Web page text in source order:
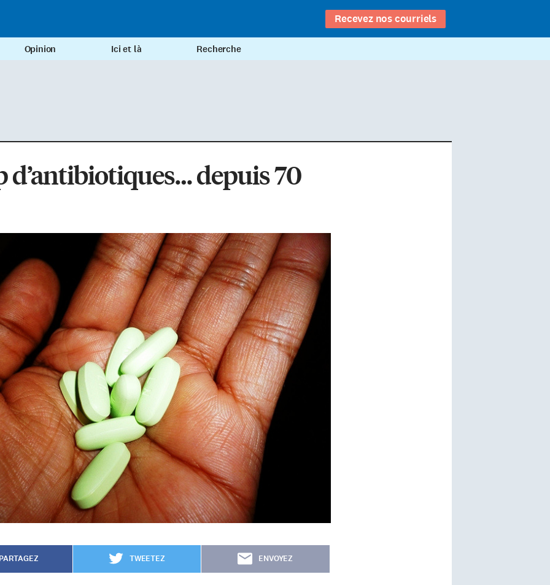
Recevez nos courriels
Opinion Ici et là Recherche
d’antibiotiques… depuis 70
TWEETEZ ENVOYEZ